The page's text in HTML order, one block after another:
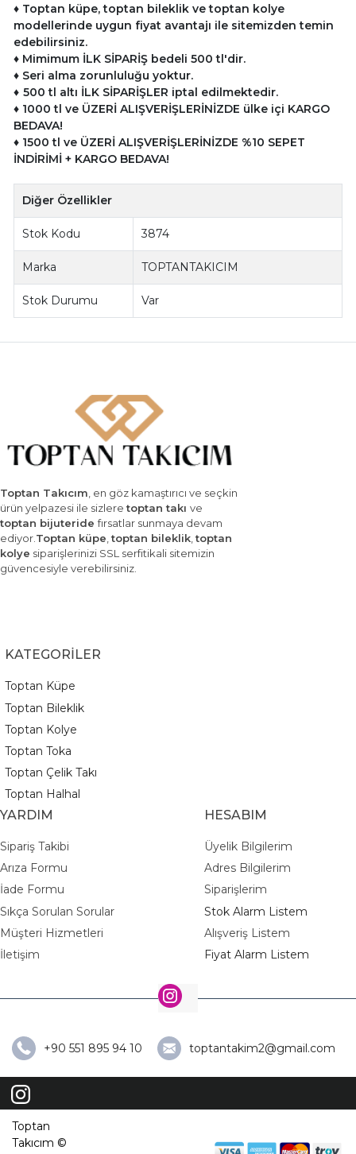
♦ Toptan küpe, toptan bileklik ve toptan kolye
modellerinde uygun fiyat avantajı ile sitemizden temin
edebilirsiniz.
♦ Mimimum İLK SİPARİŞ bedeli 500 tl'dir.
♦ Seri alma zorunluluğu yoktur.
♦ 500 tl altı İLK SİPARİŞLER iptal edilmektedir.
♦1000 tl ve ÜZERİ ALIŞVERİŞLERİNİZDE ülke içi KARGO
BEDAVA!
♦ 1500 tl ve ÜZERİ ALIŞVERİŞLERİNİZDE %10 SEPET
İNDİRİMİ + KARGO BEDAVA!
Diğer Özellikler
Stok Kodu 3874
Marka TOPTANTAKICIM
Stok Durumu Var
Toptan Takıcım, en göz kamaştırıcı ve seçkin
ürün yelpazesi ile sizleretoptan takı ve
toptan bijuteridefırsatlar sunmaya devam
ediyor.Toptan küpe,toptan bileklik,toptan
kolye siparişlerinizi SSL serfitikali sitemizin
güvencesiyle verebilirsiniz.
KATEGORİLER
Toptan Küpe
Toptan Bileklik
Toptan Kolye
Toptan Toka
Toptan Çelik Takı
Toptan Halhal
YARDIM
Sipariş Takibi
Arıza Formu
İade Formu
Sıkça Sorulan Sorular
Müşteri Hizmetleri
İletişim
HESABIM
Üyelik Bilgilerim
Adres Bilgilerim
Siparişlerim
Stok Alarm Listem
Alışveriş Listem
Fiyat Alarm Listem
+90 551 895 94 10 toptantakim2@gmail.com
Toptan
Takıcım ©